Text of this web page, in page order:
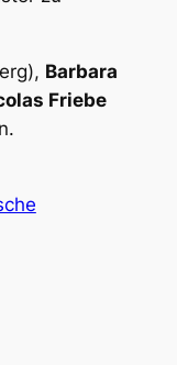
Barbara
Friebe